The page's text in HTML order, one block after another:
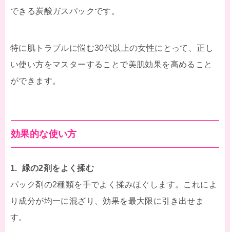
できる炭酸ガスパックです。
特に肌トラブルに悩む30代以上の女性にとって、正し
い使い方をマスターすることで美肌効果を高めること
ができます。
効果的な使い方
1. 緑の2剤をよく揉む
パック剤の2種類を手でよく揉みほぐします。これによ
り成分が均一に混ざり、効果を最大限に引き出せま
す。